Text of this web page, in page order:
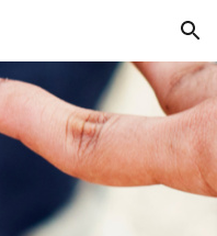
Skip to navigation